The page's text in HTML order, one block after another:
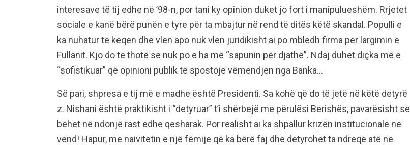
interesave të tij edhe në ’98-n, por tani ky opinion duket jo fort i manipulueshëm. Rrjetet
sociale e kanë bërë punën e tyre për ta mbajtur në rend të ditës këtë skandal. Populli e
ka nuhatur të keqen dhe vlen apo nuk vlen juridikisht ai po mbledh firma për largimin e
Fullanit. Kjo do të thotë se nuk po e ha më “sapunin për djathë”. Ndaj duhet diçka më e
“sofistikuar” që opinioni publik të spostojë vëmendjen nga Banka…
Së pari, shpresa e tij më e madhe është Presidenti. Sa kohë që do të jetë në këtë detyrë
z. Nishani është praktikisht i “detyruar” t’i shërbejë me përulësi Berishës, pavarësisht se
bëhet në ndonjë rast edhe qesharak. Por realisht ai ka shpallur krizën institucionale në
vend! Hapur, me naivitetin e një fëmije që ka bërë faj dhe detyrohet ta ndreqë atë në